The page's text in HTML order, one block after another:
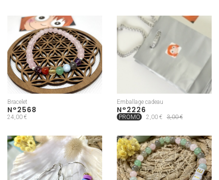
Bracelet
N°2568
24,00 €
Emballage cadeau
N°2226
PROMO 2,00 € 3,00 €